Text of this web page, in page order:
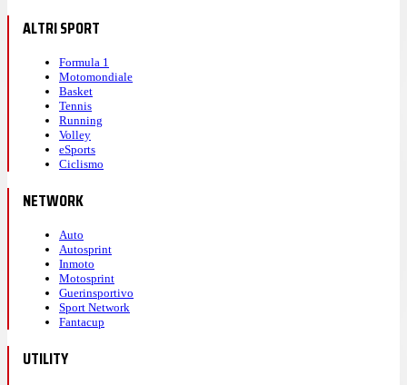
ALTRI SPORT
Formula 1
Motomondiale
Basket
Tennis
Running
Volley
eSports
Ciclismo
NETWORK
Auto
Autosprint
Inmoto
Motosprint
Guerinsportivo
Sport Network
Fantacup
UTILITY